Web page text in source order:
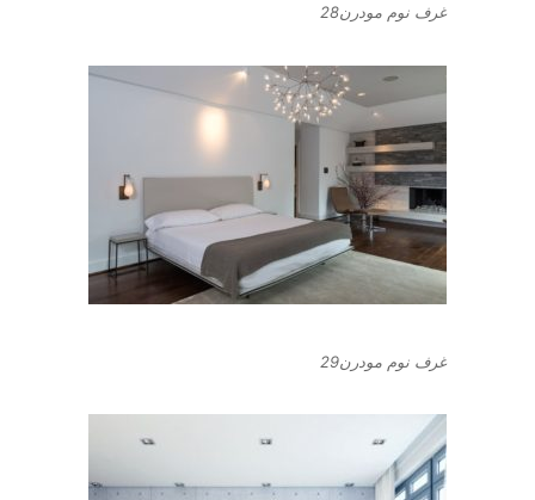
غرف نوم مودرن28
غرف نوم مودرن29